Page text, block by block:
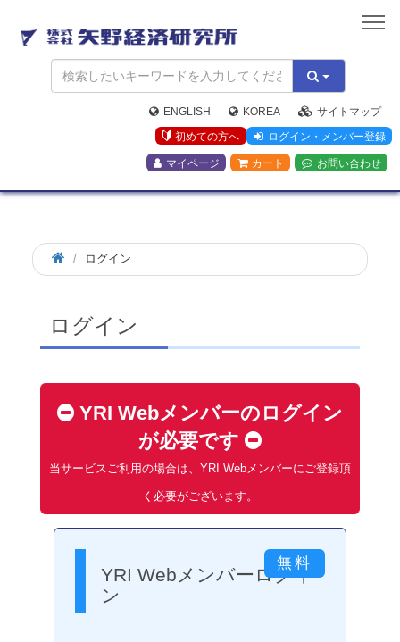
矢
野
経
済
研
究
所
ENGLISH KOREA
サイトマップ
初めての方へ
ログイン・メンバー登録
マイページ カート お問い合わせ
ログイン
ログイン
YRI Webメンバーのログイン
が必要です
当サービスご利用の場合は、YRI Webメンバーにご登録頂
く必要がございます。
YRI Webメンバーログイ
ン